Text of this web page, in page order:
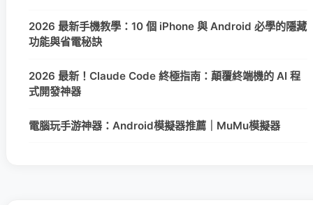
2026 最新手機教學：10 個 iPhone 與 Android 必學的隱藏
功能與省電秘訣
2026 最新！Claude Code 終極指南：顛覆終端機的 AI 程
式開發神器
電腦玩手游神器：Android模擬器推薦｜MuMu模擬器